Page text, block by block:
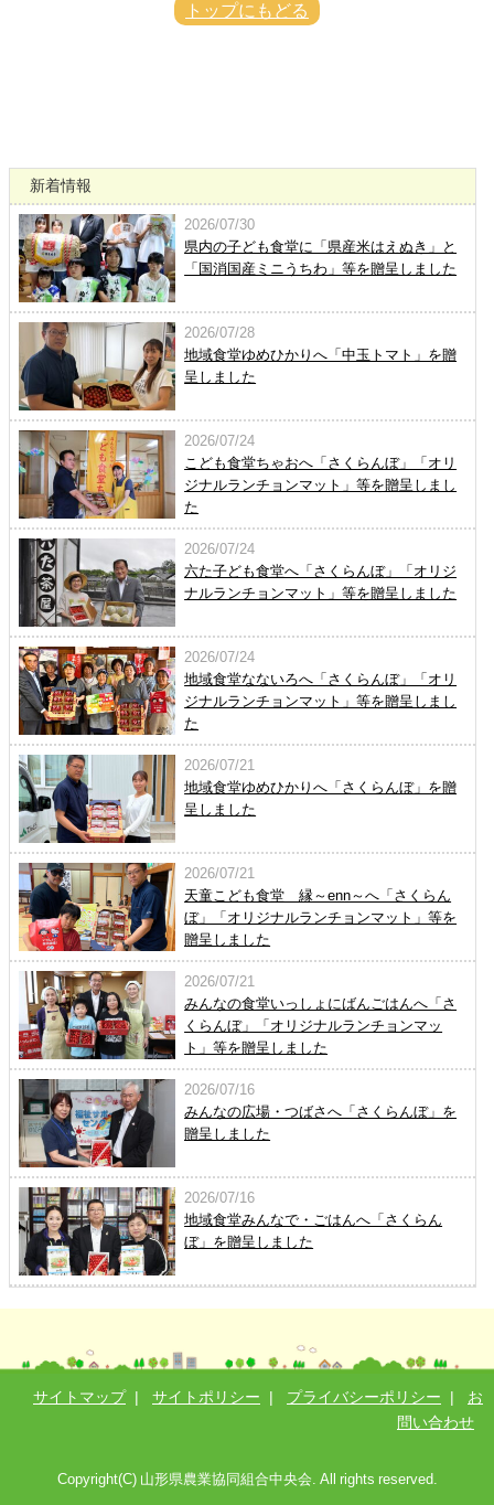
トップにもどる
新着情報
2026/07/30
県内の子ども食堂に「県産米はえぬき」と
「国消国産ミニうちわ」等を贈呈しました
2026/07/28
地域食堂ゆめひかりへ「中玉トマト」を贈
呈しました
2026/07/24
こども食堂ちゃおへ「さくらんぼ」「オリ
ジナルランチョンマット」等を贈呈しまし
た
2026/07/24
六た子ども食堂へ「さくらんぼ」「オリジ
ナルランチョンマット」等を贈呈しました
2026/07/24
地域食堂なないろへ「さくらんぼ」「オリ
ジナルランチョンマット」等を贈呈しまし
た
2026/07/21
地域食堂ゆめひかりへ「さくらんぼ」を贈
呈しました
2026/07/21
天童こども食堂 縁～enn～へ「さくらん
ぼ」「オリジナルランチョンマット」等を
贈呈しました
2026/07/21
みんなの食堂いっしょにばんごはんへ「さ
くらんぼ」「オリジナルランチョンマッ
ト」等を贈呈しました
2026/07/16
みんなの広場・つばさへ「さくらんぼ」を
贈呈しました
2026/07/16
地域食堂みんなで・ごはんへ「さくらん
ぼ」を贈呈しました
サイトマップ サイトポリシー プライバシーポリシー
お
問い合わせ
Copyright(C) 山形県農業協同組合中央会. All rights reserved.